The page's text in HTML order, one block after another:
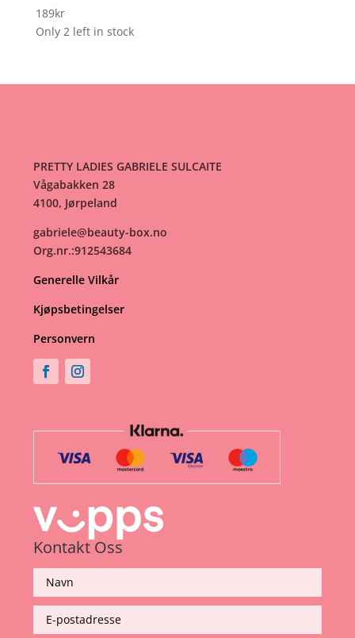
189kr
Only 2 left in stock
PRETTY LADIES GABRIELE SULCAITE
Vågabakken 28
4100, Jørpeland
gabriele@beauty-box.no
Org.nr.:912543684
Generelle Vilkår
Kjøpsbetingelser
Personvern
Kontakt Oss